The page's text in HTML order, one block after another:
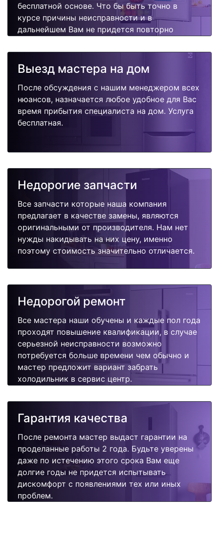
бесплатной основе. Что бы быть точно в
курсе причины неисправности и в
дальнейшем Вам не придется повторно
поломок.
Выезд мастера на дом
После обсуждения с нашим менеджером всех
нюансов, назначается любое удобное для Вас
время прибытия специалиста на дом. Услуга
бесплатная.
Недорогие запчасти
Все запчасти которые наша компания
предлагает в качестве замены, являются
оригинальными от производителя. Нам нет
нужды накидывать на них цену, именно
поэтому стоимость значительно отличается.
Недорогой ремонт
Все мастера наши обучены и каждые пол года
проходят повышение квалификации, в случае
серьезной неисправности возможно
потребуется больше времени чем обычно и
мастер предложит вариант забрать
холодильник в сервис центр.
Гарантия качества
После ремонта мастер выдаст гарантии на
проделанные работы 2 года. Будьте уверены
даже по истечению этого срока Вам еще
долгие годы не придется испытывать
дискомфорт с появлениями тех или иных
проблем.